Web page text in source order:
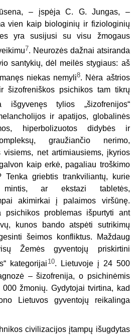
– įspėja C. G. Jungas, –
vien kaip biologinių ir fiziologinių
yra susijusi su visu žmogaus
7. Neurozės dažnai atsiranda
santykių, dėl meilės stygiaus: aš
niekas nemyli8. Nėra aštrios
šizofreniškos psichikos tam tikrų
tylios „šizofrenijos“
ir apatijos, globalinės
hiperbolizuotos didybės ir
graužiančio nerimo,
visiems, net artimiausiems, įkyrios
kaip erkė, pagaliau troškimo
Tenka griebtis trankviliantų, kurie
mintis, ar ekstazi tabletės,
akimirkai į palaimos viršūnę.
psichikos problemas išpurtyti ant
kunos bando atspėti sutrikimų
šeimos konfliktus. Maždaug
Žemės gyventojų priskirtini
kategorijai 10. Lietuvoje į 24 500
– šizofrenija, o psichinėmis
žmonių. Gydytojai tvirtina, kad
Lietuvos gyventojų reikalinga
civilizacijos įtampų išugdytas